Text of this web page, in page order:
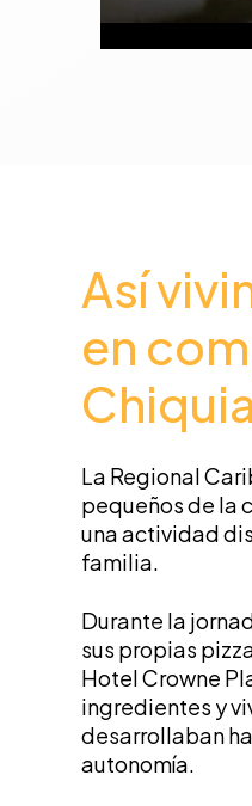
Así
en
La Regional
pequeños de la
una actividad
familia.
Durante la
sus propias
Hotel Crowne
ingredientes y
desarrollaban
autonomía.